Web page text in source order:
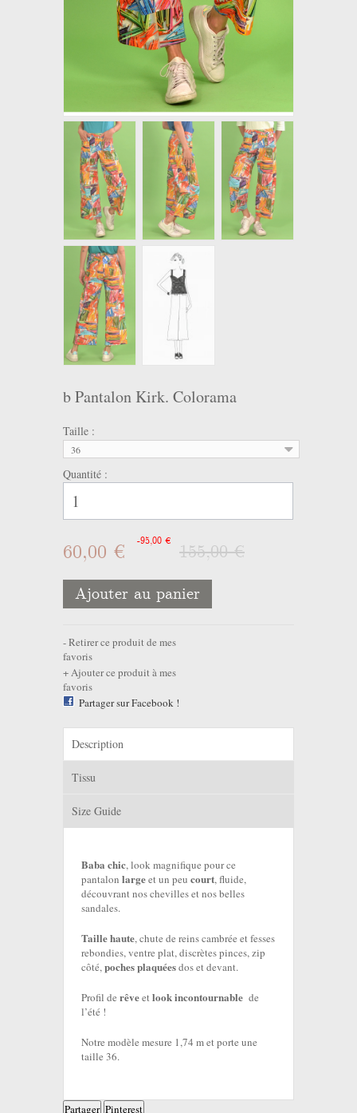
b Pantalon Kirk. Colorama
Taille :
36
Quantité :
60,00 € -95,00 €
155,00 €
Ajouter au panier
Retirer ce produit de mes
favoris
Ajouter ce produit à mes
favoris
Partager sur Facebook !
Description
Tissu
Size Guide
Baba chic, look magnifique pour ce
pantalon largeet un peu court, fluide,
découvrant nos chevilles et nos belles
sandales.
Taille haute, chute de reins cambrée et fesses
rebondies, ventre plat, discrètes pinces, zip
côté,poches plaquéesdos et devant.
Profil de rêveetlook incontournable de
l’été !
Notre modèle mesure 1,74 m et porte une
taille 36.
Partager Pinterest